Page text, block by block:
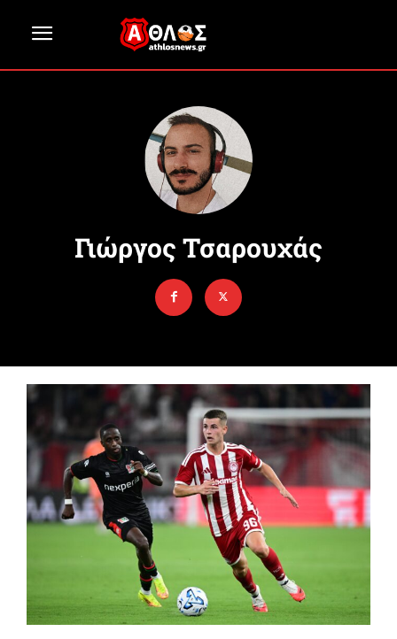
Γιώργος Τσαρουχάς